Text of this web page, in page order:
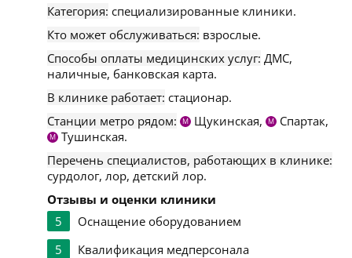
Категория: специализированные клиники.
Кто может обслуживаться: взрослые.
Способы оплаты медицинских услуг: ДМС,
наличные, банковская карта.
В клинике работает: стационар.
Станции метро рядом:
М Щукинская, М Спартак,
М Тушинская.
Перечень специалистов, работающих в клинике:
сурдолог, лор, детский лор.
Отзывы и оценки клиники
5
Оснащение оборудованием
5
Квалификация медперсонала